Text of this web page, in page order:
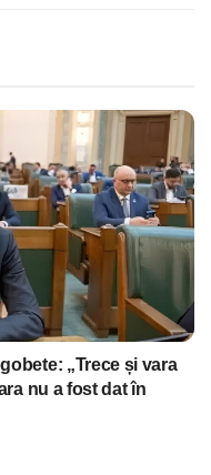
„Trece și vara
nu a fost dat în